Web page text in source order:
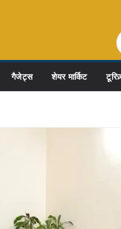
गैजेट्स शेयर मार्किट